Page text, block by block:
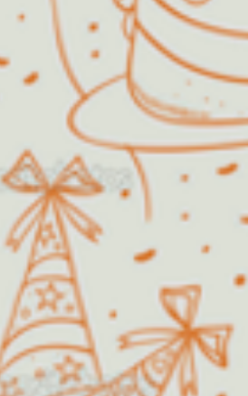
Doce
Buffet Infantil
1999 com o
diversão e
com que a festa
pais e filhos pudesse
infantis, a nossa
também a
de aniversário